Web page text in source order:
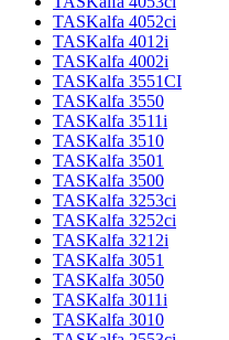
TASKalfa 4052ci
TASKalfa 4012i
TASKalfa 4002i
TASKalfa 3551CI
TASKalfa 3550
TASKalfa 3511i
TASKalfa 3510
TASKalfa 3501
TASKalfa 3500
TASKalfa 3253ci
TASKalfa 3252ci
TASKalfa 3212i
TASKalfa 3051
TASKalfa 3050
TASKalfa 3011i
TASKalfa 3010